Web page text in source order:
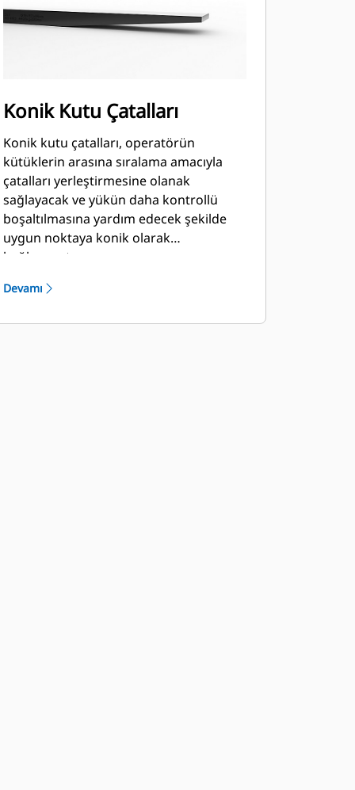
Konik Kutu Çatalları
Konik kutu çatalları, operatörün
kütüklerin arasına sıralama amacıyla
çatalları yerleştirmesine olanak
sağlayacak ve yükün daha kontrollü
boşaltılmasına yardım edecek şekilde
uygun noktaya konik olarak
bağlanmıştır.
Devamı